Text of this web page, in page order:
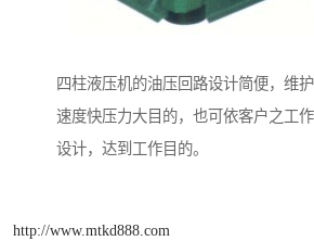
四柱液压机的油压回路设计简便，维
速度快压力大目的，也可依客户之工
设计，达到工作目的。
http://www.mtkd888.com